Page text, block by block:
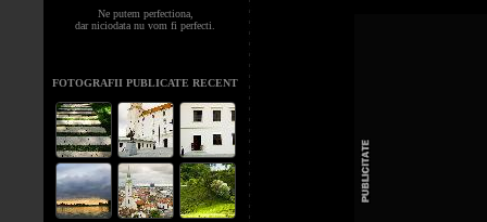
Ne putem perfectiona,
dar niciodata nu vom fi perfecti.
FOTOGRAFII PUBLICATE RECENT